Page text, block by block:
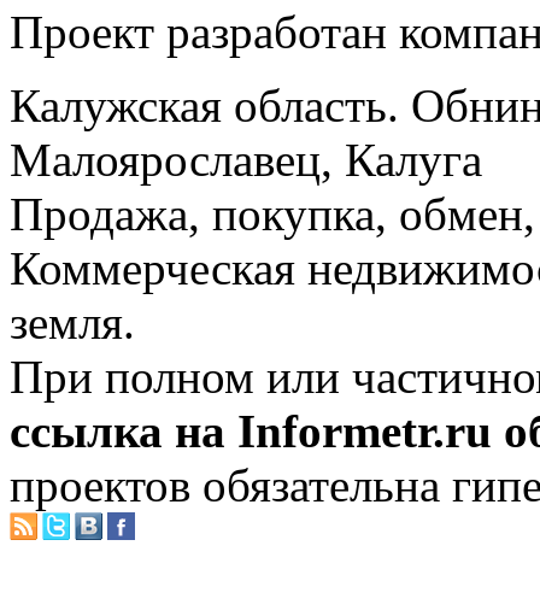
Проект разработан
Калужская область.
Малоярославец, Калуга
Продажа, покупка, обмен,
Коммерческая
земля.
При полном или
ссылка на Informetr.ru
проектов обязательна